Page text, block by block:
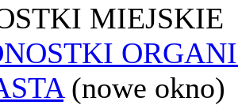
MIEJSKIE
(nowe okno)